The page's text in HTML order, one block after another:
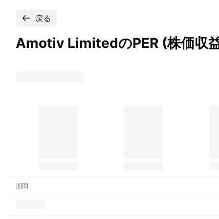
戻る
Amotiv LimitedのPER (株価収
期間